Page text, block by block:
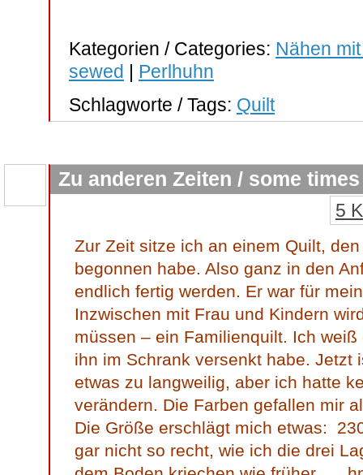
Kategorien / Categories: Nähen
sewed | Perlhuhn
Schlagworte / Tags: Quilt
Zu anderen Zeiten / some
5
Zur Zeit sitze ich an einem Quilt,
begonnen habe. Also ganz in den
endlich fertig werden. Er war für
Inzwischen mit Frau und Kindern
müssen – ein Familienquilt. Ich
ihn im Schrank versenkt habe. Jetzt
etwas zu langweilig, aber ich hatte
verändern. Die Farben gefallen mir
Die Größe erschlägt mich etwas:
gar nicht so recht, wie ich die drei